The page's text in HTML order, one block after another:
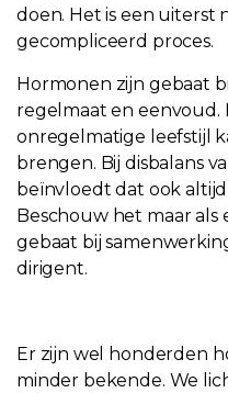
doen. Het is een uiterst
gecompliceerd proces.
Hormonen zijn gebaat
regelmaat en eenvoud.
onregelmatige leefstijl
brengen. Bij disbalans
beïnvloedt dat ook
Beschouw het maar als
gebaat bij
dirigent.
Er zijn wel honderden
minder bekende. We